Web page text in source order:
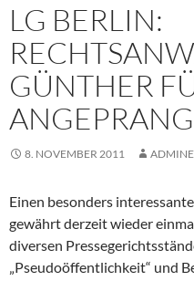
LG BERLIN:
GÜNTHER
8. NOVEMBER 2011 ADMINE
Einen besonders
gewährt derzeit wieder
diversen
„Pseudoöffentlichkeit“ und